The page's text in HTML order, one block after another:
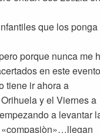
que los
porque nunca me
en este
tiene ir ahora a
y el Viernes a
a levantar
«compasiòn»…llegan